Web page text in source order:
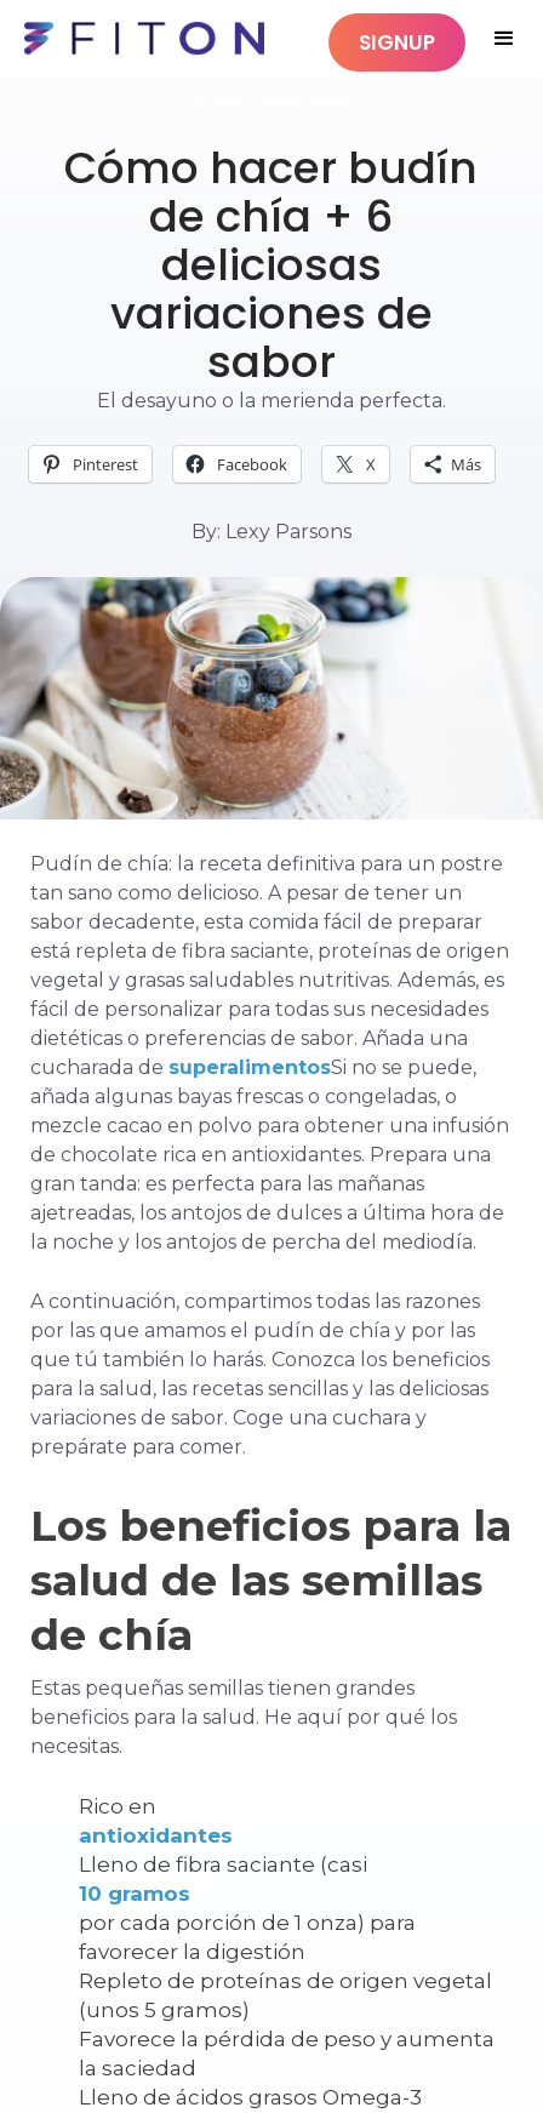
SIGNUP
Cómo hacer budín
de chía + 6
deliciosas
variaciones de
sabor
El desayuno o la merienda perfecta.
Pinterest Facebook X Más
By: Lexy Parsons
Pudín de chía: la receta definitiva para un postre
tan sano como delicioso. A pesar de tener un
sabor decadente, esta comida fácil de preparar
está repleta de fibra saciante, proteínas de origen
vegetal y grasas saludables nutritivas. Además, es
fácil de personalizar para todas sus necesidades
dietéticas o preferencias de sabor. Añada una
cucharada de superalimentosSi no se puede,
añada algunas bayas frescas o congeladas, o
mezcle cacao en polvo para obtener una infusión
de chocolate rica en antioxidantes. Prepara una
gran tanda: es perfecta para las mañanas
ajetreadas, los antojos de dulces a última hora de
la noche y los antojos de percha del mediodía.
A continuación, compartimos todas las razones
por las que amamos el pudín de chía y por las
que tú también lo harás. Conozca los beneficios
para la salud, las recetas sencillas y las deliciosas
variaciones de sabor. Coge una cuchara y
prepárate para comer.
Los beneficios para la
salud de las semillas
de chía
Estas pequeñas semillas tienen grandes
beneficios para la salud. He aquí por qué los
necesitas.
Rico en
antioxidantes
Lleno de fibra saciante (casi
10 gramos
por cada porción de 1 onza) para
favorecer la digestión
Repleto de proteínas de origen vegetal
(unos 5 gramos)
Favorece la pérdida de peso y aumenta
la saciedad
Lleno de ácidos grasos Omega-3